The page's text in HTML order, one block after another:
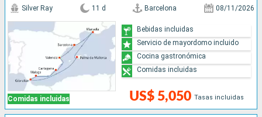
Comidas incluidas
Silver Ray 11 d Barcelona 08/11/2026
US$ 5,050 Tasas incluidas
Bebidas incluidas
Servicio de mayordomo incluido
Cocina gastronómica
Comidas incluidas